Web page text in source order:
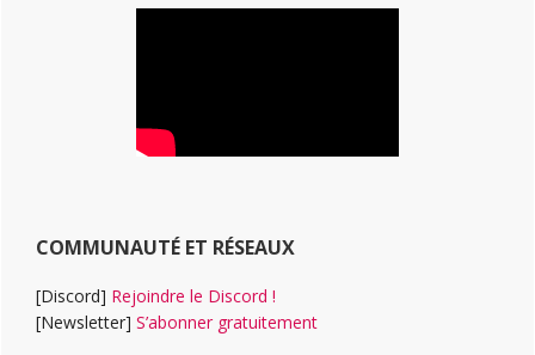
COMMUNAUTÉ ET RÉSEAUX
[Discord] Rejoindre le Discord !
[Newsletter] S’abonner gratuitement